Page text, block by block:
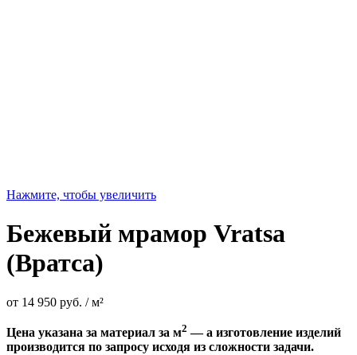
Нажмите, чтобы увеличить
Бежевый мрамор Vratsa
(Вратса)
от 14 950 руб. / м²
Цена указана за материал за м2 — а изготовление изделий
производится по запросу исходя из сложности задачи.